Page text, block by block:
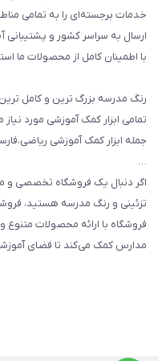
گیفت ها و جوایز
سایر محصولات
خدمات برجسته‌ای را به تمامی
ارسال به سراسر کشور و
با اطمینان کامل از محصولات ما
رنگ مدرسه بزرگ ترین و کامل
تمامی ابزار کمک آموزشی مورد
جمله ابزار کمک آموزشی
…
اگر دنبال یک فروشگاه تخصصی و
تزئینی و رنگ مدرسه هستید،
فروشگاه با ارائه محصولات متنوع
مدارس کمک می‌کند تا فضای